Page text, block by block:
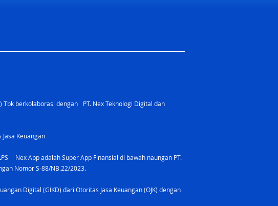
Tbk berkolaborasi dengan PT. Nex Teknologi Digital dan
Keuangan
Nex App adalah Super App Finansial di bawah naungan PT.
Nomor S-88/NB.22/2023.
Digital (GIKD) dari Otoritas Jasa Keuangan (OJK) dengan